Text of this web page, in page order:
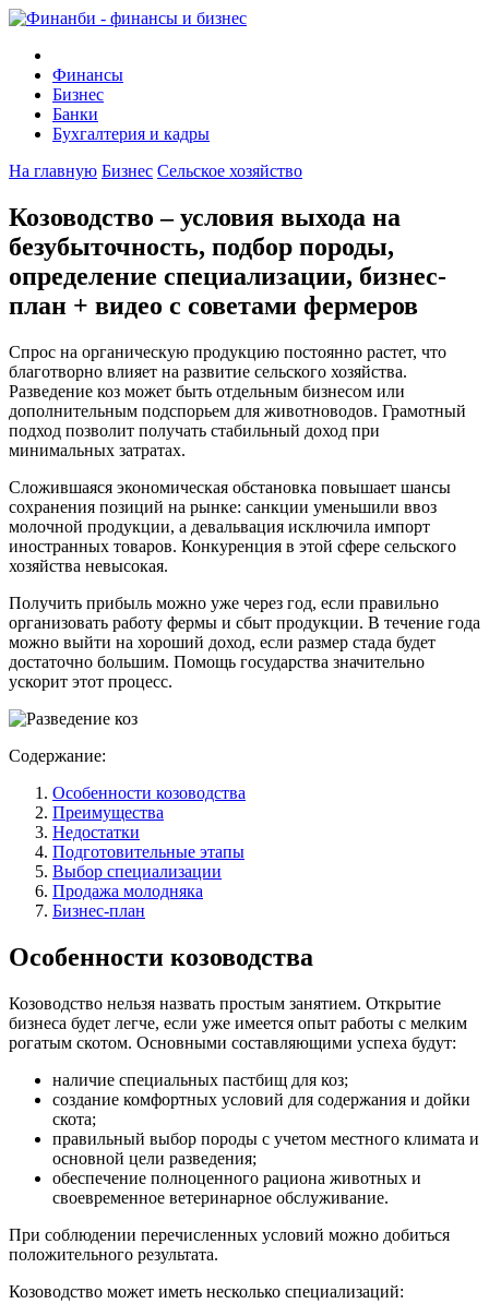
Финансы
Бизнес
Банки
Бухгалтерия и кадры
На главную Бизнес Сельское хозяйство
Козоводство – условия выхода на
безубыточность, подбор породы,
определение специализации, бизнес-
план + видео с советами фермеров
Спрос на органическую продукцию постоянно растет, что
благотворно влияет на развитие сельского хозяйства.
Разведение коз может быть отдельным бизнесом или
дополнительным подспорьем для животноводов. Грамотный
подход позволит получать стабильный доход при
минимальных затратах.
Сложившаяся экономическая обстановка повышает шансы
сохранения позиций на рынке: санкции уменьшили ввоз
молочной продукции, а девальвация исключила импорт
иностранных товаров. Конкуренция в этой сфере сельского
хозяйства невысокая.
Получить прибыль можно уже через год, если правильно
организовать работу фермы и сбыт продукции. В течение года
можно выйти на хороший доход, если размер стада будет
достаточно большим. Помощь государства значительно
ускорит этот процесс.
Содержание:
Особенности козоводства
Преимущества
Недостатки
Подготовительные этапы
Выбор специализации
Продажа молодняка
Бизнес-план
Особенности козоводства
Козоводство нельзя назвать простым занятием. Открытие
бизнеса будет легче, если уже имеется опыт работы с мелким
рогатым скотом. Основными составляющими успеха будут:
наличие специальных пастбищ для коз;
создание комфортных условий для содержания и дойки
скота;
правильный выбор породы с учетом местного климата и
основной цели разведения;
обеспечение полноценного рациона животных и
своевременное ветеринарное обслуживание.
При соблюдении перечисленных условий можно добиться
положительного результата.
Козоводство может иметь несколько специализаций: